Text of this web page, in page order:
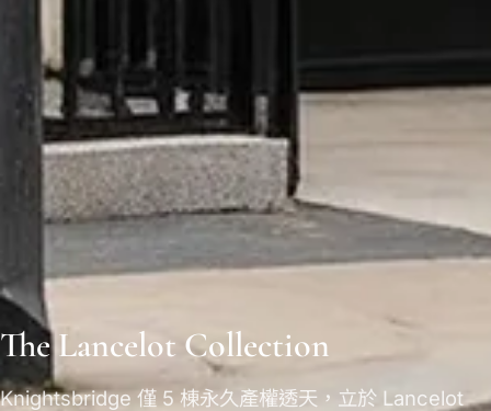
The Lancelot Collection
Knightsbridge 僅 5 棟永久產權透天，立於 Lancelot